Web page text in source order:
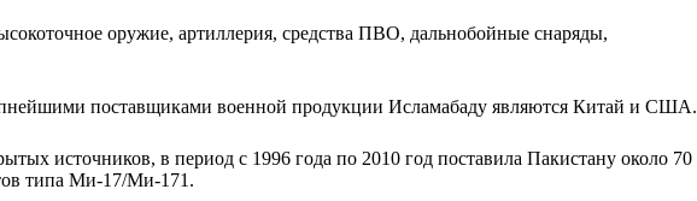
оружие, артиллерия, средства ПВО, дальнобойные снаряды,
поставщиками военной продукции Исламабаду являются Китай и США.
источников, в период с 1996 года по 2010 год поставила Пакистану около 70
типа Ми-17/Ми-171.